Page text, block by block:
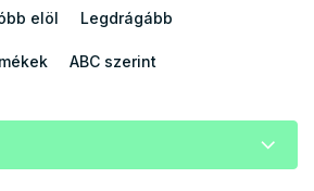
elöl Legdrágább
ABC szerint